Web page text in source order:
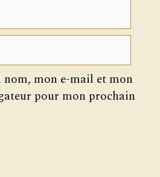
mon e-mail et mon
pour mon prochain